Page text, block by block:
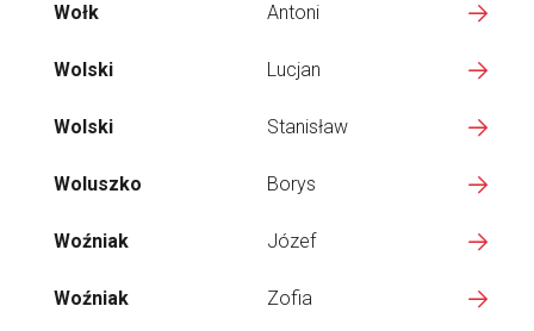
Wołk Antoni
Wolski Lucjan
Wolski Stanisław
Woluszko Borys
Woźniak Józef
Woźniak Zofia